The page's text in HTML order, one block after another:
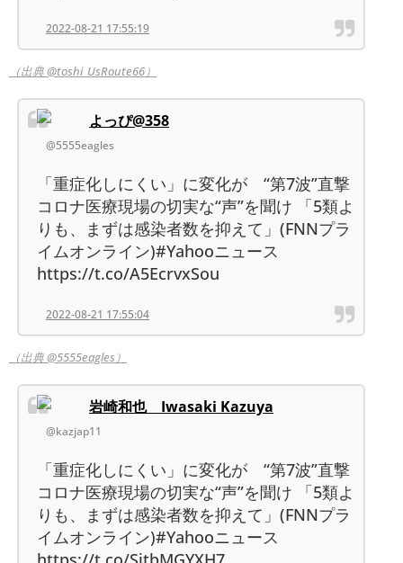
2022-08-21 17:55:19
（出典 @toshi_UsRoute66）
よっぴ@358
@5555eagles
「重症化しにくい」に変化が “第7波”直撃
コロナ医療現場の切実な“声”を聞け 「5類よ
りも、まずは感染者数を抑えて」(FNNプラ
イムオンライン)#Yahooニュース
https://t.co/A5EcrvxSou
2022-08-21 17:55:04
（出典 @5555eagles）
岩崎和也 Iwasaki Kazuya
@kazjap11
「重症化しにくい」に変化が “第7波”直撃
コロナ医療現場の切実な“声”を聞け 「5類よ
りも、まずは感染者数を抑えて」(FNNプラ
イムオンライン)#Yahooニュース